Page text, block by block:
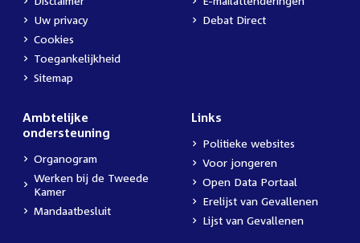
Uw privacy
Cookies
Toegankelijkheid
Sitemap
Debat Direct
Ambtelijke
ondersteuning
Organogram
Werken bij de Tweede
Kamer
Mandaatbesluit
Links
Politieke websites
Voor jongeren
Open Data Portaal
Erelijst van Gevallenen
Lijst van Gevallenen